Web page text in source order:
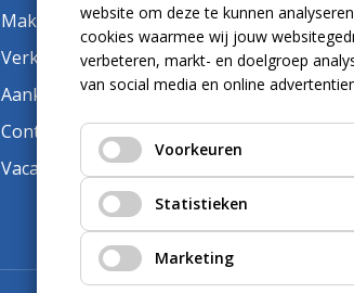
Makelaar in de buurt
Verkoopmakelaar
Aankoopmakelaar
Contact
Vacatures
website om deze te kunnen
cookies waarmee wij jouw
verbeteren, markt- en doelgroep
van social media en online
Voorkeuren
Statistieken
Marketing